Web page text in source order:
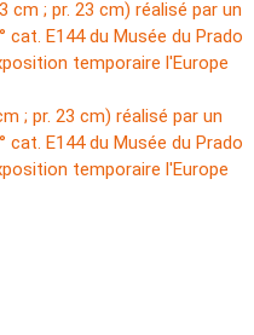
; pr. 23 cm) réalisé par un
E144 du Musée du Prado
temporaire l'Europe